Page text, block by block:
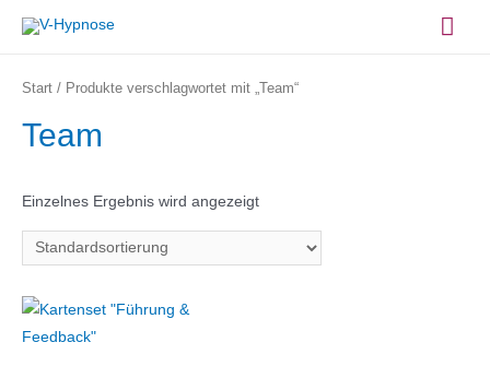
Inhalt
Start / Produkte verschlagwortet mit „Team“
Team
Einzelnes Ergebnis wird angezeigt